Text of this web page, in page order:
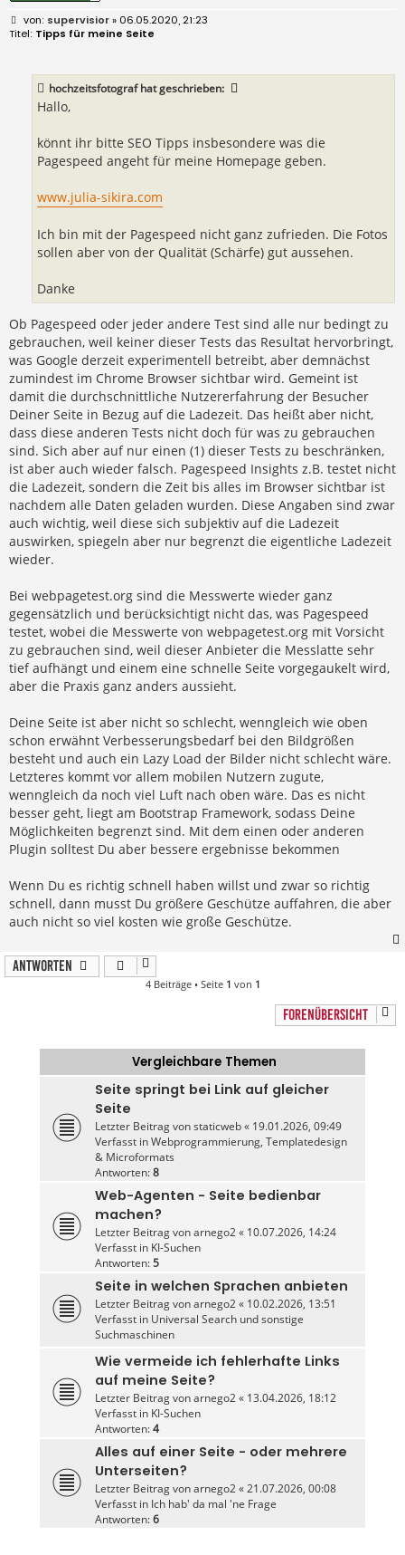
B
e
supervisior» 06.05.2020, 21:23
Tipps für meine Seite
hochzeitsfotografhat geschrieben:
Hallo,
könnt ihr bitte SEO Tipps insbesondere was die
Pagespeed angeht für meine Homepage geben.
www.julia-sikira.com
Ich bin mit der Pagespeed nicht ganz zufrieden. Die Fotos
sollen aber von der Qualität (Schärfe) gut aussehen.
Danke
Ob Pagespeed oder jeder andere Test sind alle nur bedingt zu
gebrauchen, weil keiner dieser Tests das Resultat hervorbringt,
was Google derzeit experimentell betreibt, aber demnächst
zumindest im Chrome Browser sichtbar wird. Gemeint ist
damit die durchschnittliche Nutzererfahrung der Besucher
Deiner Seite in Bezug auf die Ladezeit. Das heißt aber nicht,
dass diese anderen Tests nicht doch für was zu gebrauchen
sind. Sich aber auf nur einen (1) dieser Tests zu beschränken,
ist aber auch wieder falsch. Pagespeed Insights z.B. testet nicht
die Ladezeit, sondern die Zeit bis alles im Browser sichtbar ist
nachdem alle Daten geladen wurden. Diese Angaben sind zwar
auch wichtig, weil diese sich subjektiv auf die Ladezeit
auswirken, spiegeln aber nur begrenzt die eigentliche Ladezeit
wieder.
Bei webpagetest.org sind die Messwerte wieder ganz
gegensätzlich und berücksichtigt nicht das, was Pagespeed
testet, wobei die Messwerte von webpagetest.org mit Vorsicht
zu gebrauchen sind, weil dieser Anbieter die Messlatte sehr
tief aufhängt und einem eine schnelle Seite vorgegaukelt wird,
aber die Praxis ganz anders aussieht.
Deine Seite ist aber nicht so schlecht, wenngleich wie oben
schon erwähnt Verbesserungsbedarf bei den Bildgrößen
besteht und auch ein Lazy Load der Bilder nicht schlecht wäre.
Letzteres kommt vor allem mobilen Nutzern zugute,
wenngleich da noch viel Luft nach oben wäre. Das es nicht
besser geht, liegt am Bootstrap Framework, sodass Deine
Möglichkeiten begrenzt sind. Mit dem einen oder anderen
Plugin solltest Du aber bessere ergebnisse bekommen
Wenn Du es richtig schnell haben willst und zwar so richtig
schnell, dann musst Du größere Geschütze auffahren, die aber
auch nicht so viel kosten wie große Geschütze.
Antworten
4 Beiträge • Seite 1 von 1
FORENÜBERSICHT
Vergleichbare Themen
Seite springt bei Link auf gleicher
Seite
Letzter Beitrag vonstaticweb« 19.01.2026, 09:49
Verfasst inWebprogrammierung, Templatedesign
& Microformats
Antworten:8
Web-Agenten - Seite bedienbar
machen?
Letzter Beitrag vonarnego2« 10.07.2026, 14:24
Verfasst in KI-Suchen
Antworten:5
Seite in welchen Sprachen anbieten
Letzter Beitrag vonarnego2« 10.02.2026, 13:51
Verfasst in Universal Search und sonstige
Suchmaschinen
Wie vermeide ich fehlerhafte Links
auf meine Seite?
Letzter Beitrag vonarnego2« 13.04.2026, 18:12
Verfasst in KI-Suchen
Antworten:4
Alles auf einer Seite - oder mehrere
Unterseiten?
Letzter Beitrag vonarnego2«21.07.2026, 00:08
Verfasst in Ich hab' da mal 'ne Frage
Antworten:6